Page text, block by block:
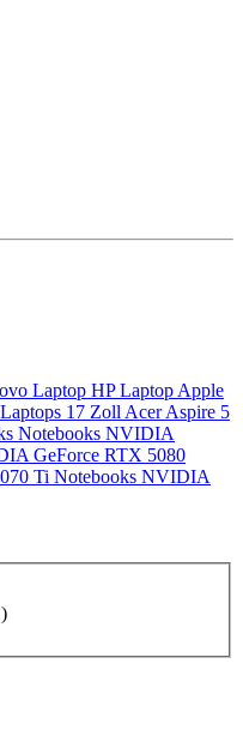
Laptop HP Laptop Apple
Laptops 17 Zoll Acer Aspire 5
Notebooks NVIDIA
GeForce RTX 5080
Ti Notebooks NVIDIA